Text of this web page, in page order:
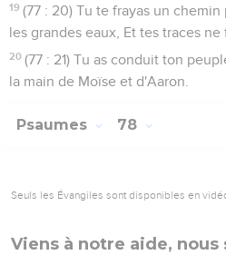
19 (77 : 20) Tu te frayas un
les grandes eaux, Et tes traces
20 (77 : 21) Tu as conduit ton
la main de Moïse et d'Aaron.
Psaumes 78
Seuls les Évangiles sont disponibles en
Viens à notre aide,